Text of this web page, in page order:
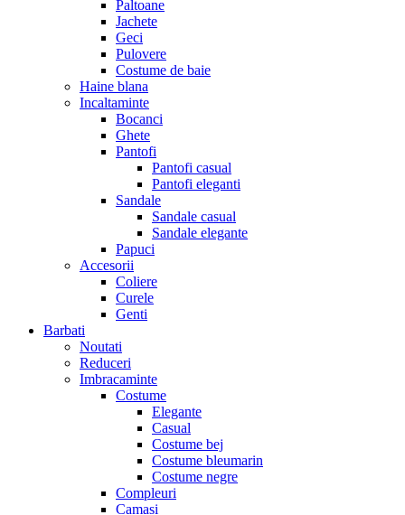
Paltoane
Jachete
Geci
Pulovere
Costume de baie
Haine blana
Incaltaminte
Bocanci
Ghete
Pantofi
Pantofi casual
Pantofi eleganti
Sandale
Sandale casual
Sandale elegante
Papuci
Accesorii
Coliere
Curele
Genti
Barbati
Noutati
Reduceri
Imbracaminte
Costume
Elegante
Casual
Costume bej
Costume bleumarin
Costume negre
Compleuri
Camasi